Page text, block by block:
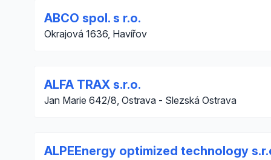
ABCO spol. s r.o.
Okrajová 1636, Havířov
ALFA TRAX s.r.o.
Jan Marie 642/8, Ostrava - Slezská Ostrava
ALPEEnergy optimized technology